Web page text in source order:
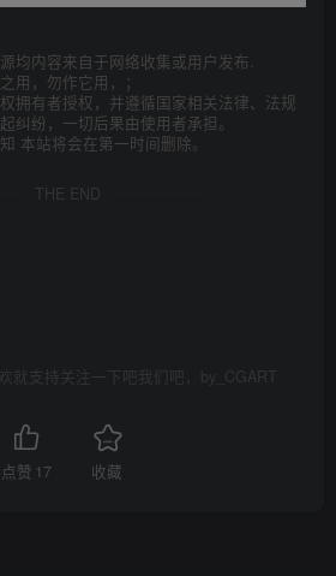
均内容来自于网络收集或用户发布.
用，勿作它用，；
拥有者授权，并遵循国家相关法律、法规
纠纷，一切后果由使用者承担。
本站将会在第一时间删除。
THE END
就支持关注一下吧我们吧，by_CGART
点赞 17 收藏